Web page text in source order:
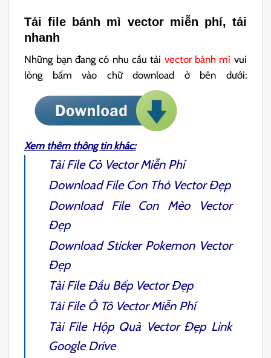
Tải file bánh mì vector miễn phí, tải
nhanh
Những bạn đang có nhu cầu tải vector bánh mì vui
lòng bấm vào chữ download ở bên dưới:
Xem thêm thông tin khác:
Tải File Cỏ VectorMiễn Phí
Download File Con Thỏ VectorĐẹp
Download File Con Mèo Vector
Đẹp
Download Sticker PokemonVector
Đẹp
Tải FileĐầu Bếp VectorĐẹp
Tải File Ô Tô VectorMiễn Phí
Tải File Hộp Quà VectorĐẹp Link
Google Drive